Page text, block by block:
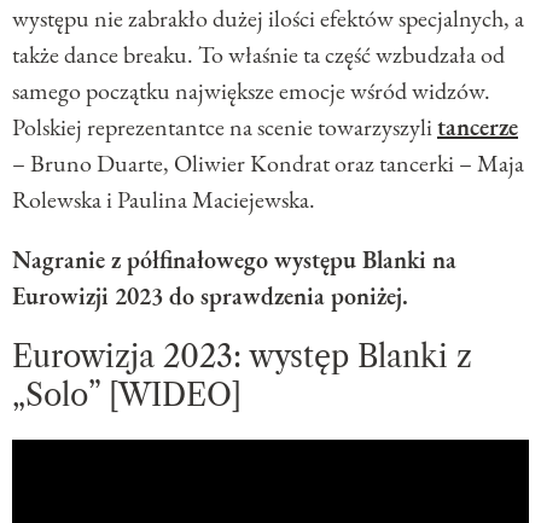
występu nie zabrakło dużej ilości efektów specjalnych, a
także dance breaku. To właśnie ta część wzbudzała od
samego początku największe emocje wśród widzów.
Polskiej reprezentantce na scenie towarzyszylitancerze
– Bruno Duarte, Oliwier Kondrat oraz tancerki – Maja
Rolewska i Paulina Maciejewska.
Nagranie z półfinałowego występu Blanki na
Eurowizji 2023 do sprawdzenia poniżej.
Eurowizja 2023: występ Blanki z
„Solo” [WIDEO]